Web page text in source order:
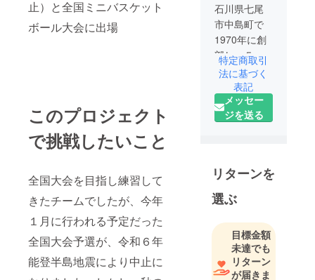
止）と全国ミニバスケット
ボール大会に出場
このプロジェクト
で挑戦したいこと
全国大会を目指し練習して
きたチームでしたが、今年
１月に行われる予定だった
全国大会予選が、令和６年
能登半島地震により中止に
石川県七尾
市中島町で
1970年に創
部し、５０
年以上の歴
史がある
チームで
す。
間形成に取
り組み、多
くの方から
応援される
チームを目
指していま
す。
特定商取引
法に基づく
表記
メッセー
ジを送る
リターンを
選ぶ
目標金額
未達でも
リターン
が届きま